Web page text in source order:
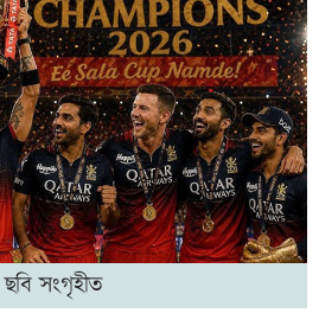
ছবি সংগৃহীত